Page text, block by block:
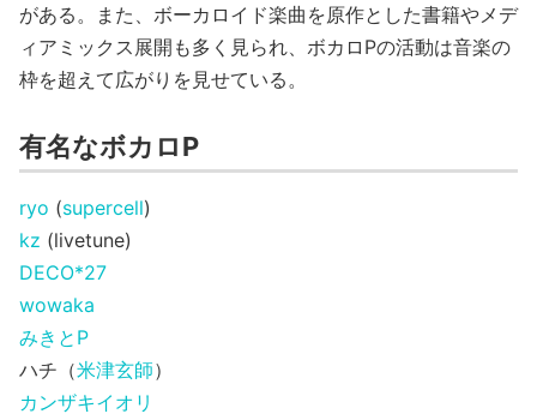
がある。また、ボーカロイド楽曲を原作とした書籍やメデ
ィアミックス展開も多く見られ、ボカロPの活動は音楽の
枠を超えて広がりを見せている。
有名なボカロP
ryo (supercell)
kz (livetune)
DECO*27
wowaka
みきとP
ハチ（米津玄師）
カンザキイオリ